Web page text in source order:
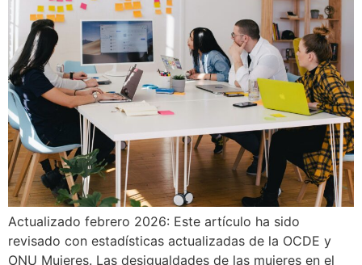
Actualizado febrero 2026: Este artículo ha sido
revisado con estadísticas actualizadas de la OCDE y
ONU Mujeres. Las desigualdades de las mujeres en el